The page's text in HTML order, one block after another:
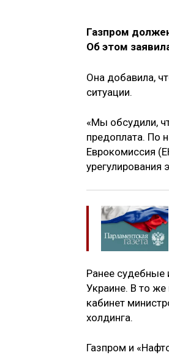
Газпром
Об этом
Она добавила,
ситуации.
«Мы обсудили,
предоплата. По
Еврокомиссия
урегулирования
Ранее судебные
Украине. В то же
кабинет
холдинга.
Газпром и